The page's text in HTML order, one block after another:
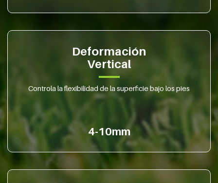
Deformación
Vertical
Controla la flexibilidad de la superficie bajo los pies
4-10mm